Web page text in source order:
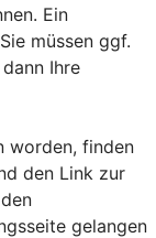
Ein
müssen ggf.
Ihre
worden, finden
den Link zur
gelangen